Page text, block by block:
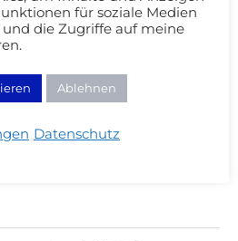
den News am meisten
für soziale Medien
die Zugriffe auf meine
Ablehnen
Datenschutz